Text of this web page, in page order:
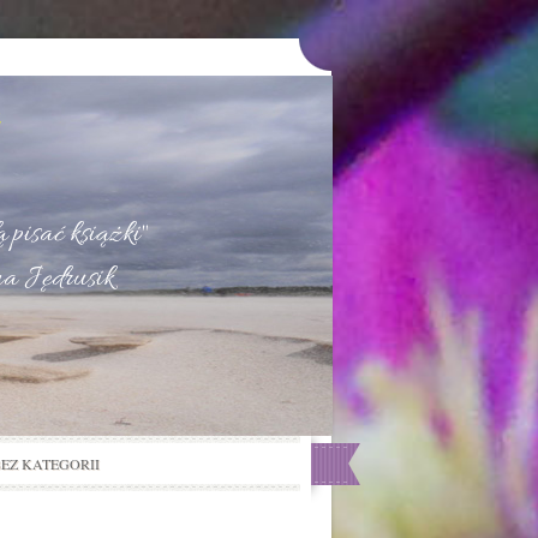
pisać książki"
Jędrusik
KATEGORII